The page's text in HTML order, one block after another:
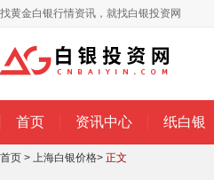
找黄金白银行情资讯，就找白银投资网
首页 资讯中心 纸白银
首页 > 上海白银价格> 正文